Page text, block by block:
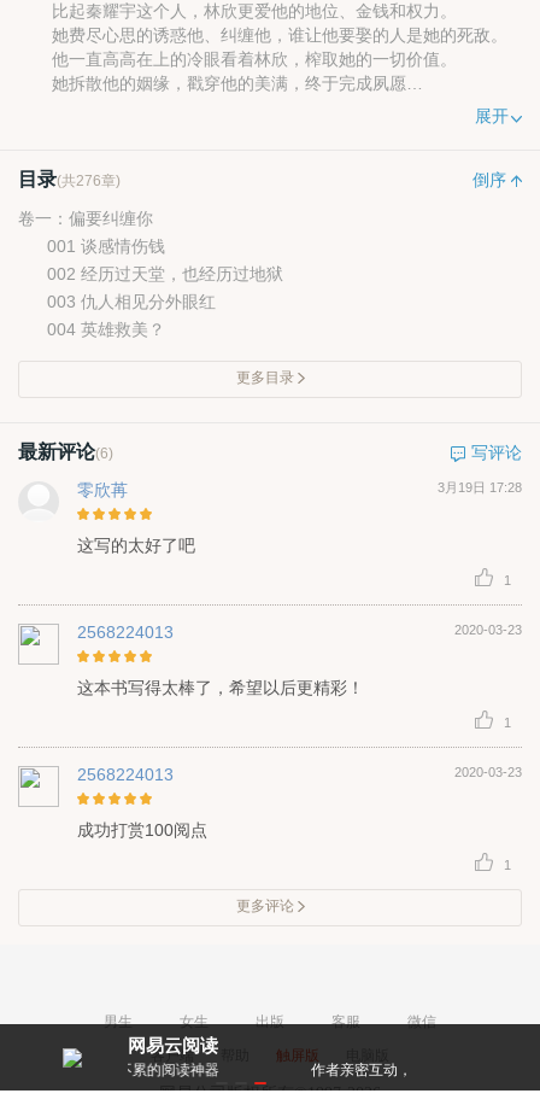
比起秦耀宇这个人，林欣更爱他的地位、金钱和权力。
她费尽心思的诱惑他、纠缠他，谁让他要娶的人是她的死敌。
他一直高高在上的冷眼看着林欣，榨取她的一切价值。
她拆散他的姻缘，戳穿他的美满，终于完成夙愿
凭什么嫁人？”
展开
目录(共276章)
倒序
卷一：偏要纠缠你
001 谈感情伤钱
002 经历过天堂，也经历过地狱
003 仇人相见分外眼红
004 英雄救美？
更多目录
最新评论(6)
写评论
零欣苒
3月19日 17:28
这写的太好了吧
1
2568224013 2020-03-23
这本书写得太棒了，希望以后更精彩！
1
2568224013 2020-03-23
成功打赏100阅点
1
更多评论
男生 女生 出版 客服
微信
客户端
触屏版
网易公司版权所有©1997-2026
网易云阅读
的阅读神器 作者亲密互动，和大神零距离！